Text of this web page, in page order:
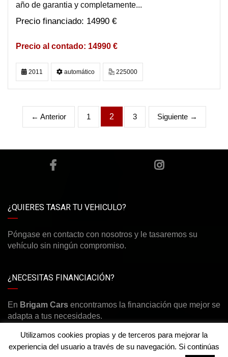
año de garantia y completamente...
14990 €
14990 €
2011 automático 225000
← Anterior 1 2 3 Siguiente →
¿QUIERES TASAR TU VEHICULO?
Póngase en contacto con nosotros y le tasaremos su
vehículo sin ningún compromiso.
¿NECESITAS FINANCIACIÓN?
En Brigam Cars encontramos la financiación que mejor se
adapta a tus necesidades.
Utilizamos cookies propias y de terceros para mejorar la
experiencia del usuario a través de su navegación. Si continúas
¿Necesitas ayuda?